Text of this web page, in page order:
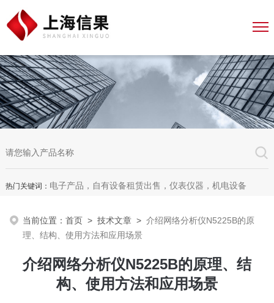
热门关键词： 电子产品，自有设备租赁出售，仪表仪器，机电设备
当前位置：首页 >技术文章 >介绍网络分析仪N5225B的原
理、结构、使用方法和应用场景
介绍网络分析仪N5225B的原理、结
构、使用方法和应用场景